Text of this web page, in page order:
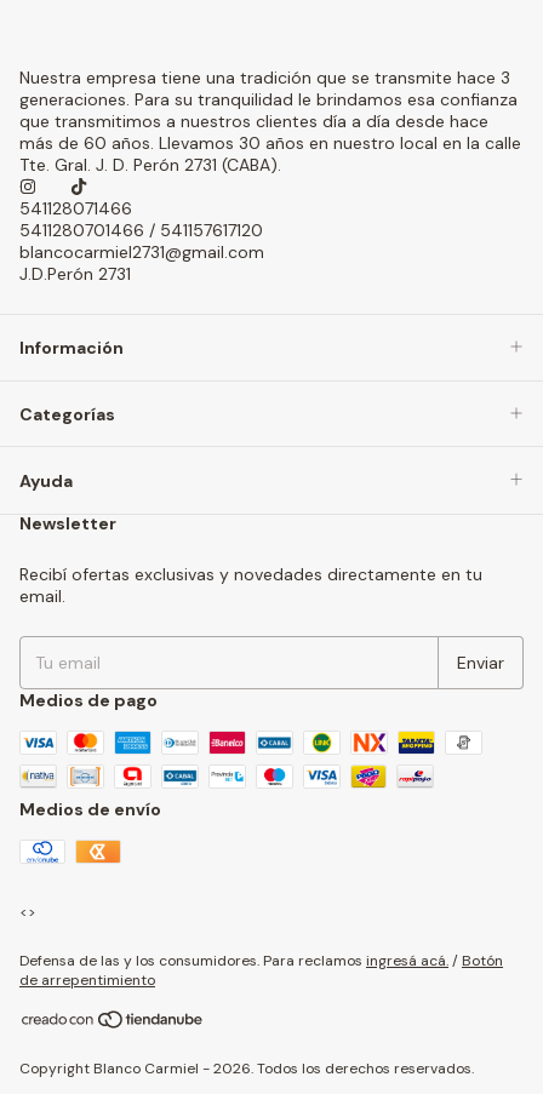
Nuestra empresa tiene una tradición que se transmite hace 3
generaciones. Para su tranquilidad le brindamos esa confianza
que transmitimos a nuestros clientes día a día desde hace
más de 60 años. Llevamos 30 años en nuestro local en la calle
Tte. Gral. J. D. Perón 2731 (CABA).
541128071466
5411280701466 / 541157617120
blancocarmiel2731@gmail.com
J.D.Perón 2731
Información
Categorías
Ayuda
Newsletter
Recibí ofertas exclusivas y novedades directamente en tu
email.
Medios de pago
Medios de envío
<>
Defensa de las y los consumidores. Para reclamos ingresá acá./ Botón
de arrepentimiento
Copyright Blanco Carmiel - 2026. Todos los derechos reservados.